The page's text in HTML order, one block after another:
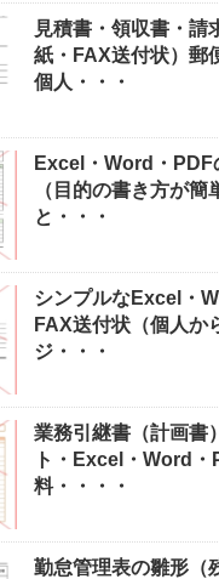
見積書・領収書・請
紙・FAX送付状）郵
個人・・・
Excel・Word・PDF
（目的の書き方が簡
と・・・
シンプルなExcel・
FAX送付状（個人か
ジ・・・
業務引継書（計画書
ト・Excel・Word・
料・・・・
勤怠管理表の雛形（